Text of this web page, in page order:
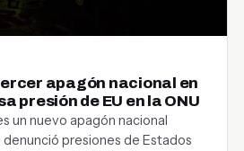
apagón nacional en
presión de EU en la ONU
un nuevo apagón nacional
presiones de Estados